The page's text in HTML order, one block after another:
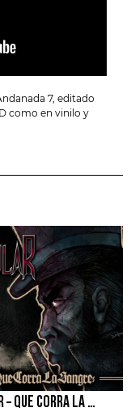
7, editado
como en vinilo y
YUGULAR – QUE CORRA LA SANGRE